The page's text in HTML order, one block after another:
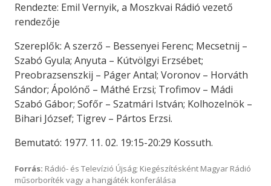
Rendezte: Emil Vernyik, a Moszkvai Rádió vezető
rendezője
Szereplők: A szerző – Bessenyei Ferenc; Mecsetnij –
Szabó Gyula; Anyuta – Kútvölgyi Erzsébet;
Preobrazsenszkij – Páger Antal; Voronov – Horváth
Sándor; Ápolónő – Máthé Erzsi; Trofimov – Mádi
Szabó Gábor; Sofőr – Szatmári István; Kolhozelnök –
Bihari József; Tigrev – Pártos Erzsi.
Bemutató: 1977. 11. 02. 19:15-20:29 Kossuth.
Forrás: Rádió- és Televízió Újság; Kiegészítésként Magyar Rádió
műsorboríték vagy a hangjáték konferálása